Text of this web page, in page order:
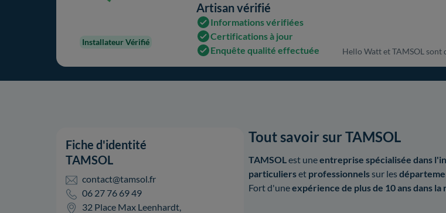
Installateur Vérifié
Artisan vérifié
Informations vérifiées
Certifications à jour
Enquête qualité effectuée
Hello Watt et TAMSOL
Fiche d'identité
TAMSOL
contact@tamsol.fr
06 27 76 69 49
32 Place Max Leenhardt,
Tout savoir sur TAMSOL
TAMSOLest uneentreprise spécialisée dans
particulierset professionnelssur les
Fort d'uneexpérience de plus de 10 ans dans